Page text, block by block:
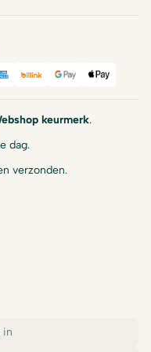
Express
BillinkGoogle Pay
Apple
keurmerk.
dag.
verzonden.
in